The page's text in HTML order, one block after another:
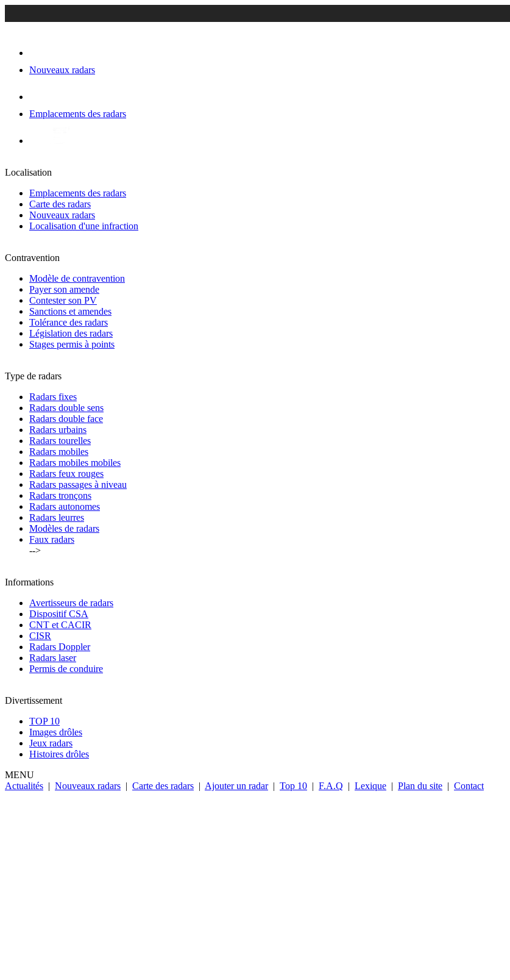
Nouveaux radars
Emplacements des radars
Localisation
Emplacements des radars
Carte des radars
Nouveaux radars
Localisation d'une infraction
Contravention
Modèle de contravention
Payer son amende
Contester son PV
Sanctions et amendes
Tolérance des radars
Législation des radars
Stages permis à points
Type de radars
Radars fixes
Radars double sens
Radars double face
Radars urbains
Radars tourelles
Radars mobiles
Radars mobiles mobiles
Radars feux rouges
Radars passages à niveau
Radars tronçons
Radars autonomes
Radars leurres
Modèles de radars
Faux radars
-->
Informations
Avertisseurs de radars
Dispositif CSA
CNT et CACIR
CISR
Radars Doppler
Radars laser
Permis de conduire
Divertissement
TOP 10
Images drôles
Jeux radars
Histoires drôles
MENU
Actualités | Nouveaux radars | Carte des radars | Ajouter un radar | Top 10 | F.A.Q | Lexique | Plan du site | Contact